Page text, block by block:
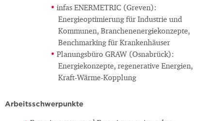
infas ENERMETRIC (Greven):
Energieoptimierung für Industrie und
Kommunen, Branchenenergiekonzepte,
Benchmarking für Krankenhäuser
Planungsbüro GRAW (Osnabrück):
Energiekonzepte, regenerative Energien,
Kraft-Wärme-Kopplung
Arbeitsschwerpunkte